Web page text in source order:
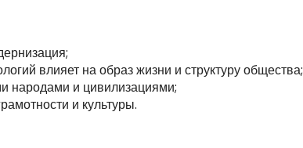
влияет на образ жизни и структуру общества;
народами и цивилизациями;
и культуры.